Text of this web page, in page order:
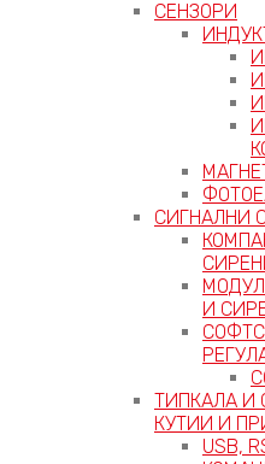
СЕНЗОРИ
СИГНАЛНИ
И
ТИПКАЛА И
КУТИИ И
USB,